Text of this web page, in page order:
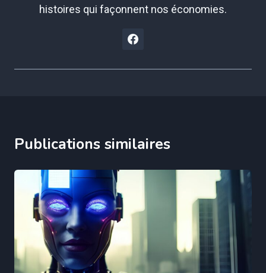
histoires qui façonnent nos économies.
Publications similaires